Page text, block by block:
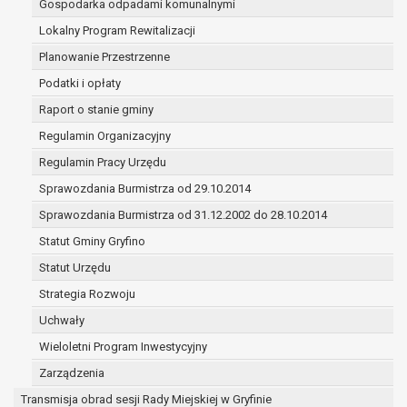
Gospodarka odpadami komunalnymi
Lokalny Program Rewitalizacji
Planowanie Przestrzenne
Podatki i opłaty
Raport o stanie gminy
Regulamin Organizacyjny
Regulamin Pracy Urzędu
Sprawozdania Burmistrza od 29.10.2014
Sprawozdania Burmistrza od 31.12.2002 do 28.10.2014
Statut Gminy Gryfino
Statut Urzędu
Strategia Rozwoju
Uchwały
Wieloletni Program Inwestycyjny
Zarządzenia
Transmisja obrad sesji Rady Miejskiej w Gryfinie
(merytorycznych), a także obowiązków i
zadań zleconych przez instytucje
nadrzędne wobec Gminy;
zawarcia i realizacji umów;
ochrony żywotnych interesów osoby, której
dane dotyczą, lub innej osoby fizycznej;
wykonania zadania realizowanego w
interesie publicznym lub w ramach
sprawowania władzy publicznej
powierzonej administratorowi;
w pozostałych przypadkach dane osobowe
przetwarzane są wyłącznie na podstawie
wcześniej udzielonej zgody w zakresie i celu
określonym w treści zgody.
W związku z przetwarzaniem danych w celu
wskazanym w pkt. 3, dane osobowe mogą być
udostępniane innym upoważnionym odbiorcom lub
kategoriom odbiorców danych osobowych.
Odbiorcami mogą być:
podmioty, które przetwarzają dane